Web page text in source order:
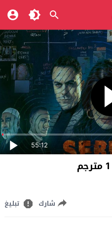
55:12
شارك تبليغ